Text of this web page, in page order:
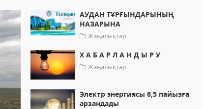
АУДАН ТҰРҒЫНДАРЫНЫҢ
НАЗАРЫНА
Жаңалықтар
Х А Б А Р Л А Н Д Ы Р У
Жаңалықтар
Электр энергиясы 6,5 пайызға
арзандады